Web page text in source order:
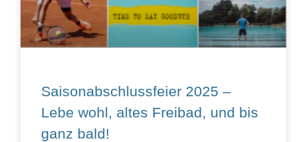
Saisonabschlussfeier 2025 –
Lebe wohl, altes Freibad, und bis
ganz bald!